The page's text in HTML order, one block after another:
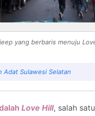
yang berbaris menuju
Adat Sulawesi Selatan
Love Hill, salah